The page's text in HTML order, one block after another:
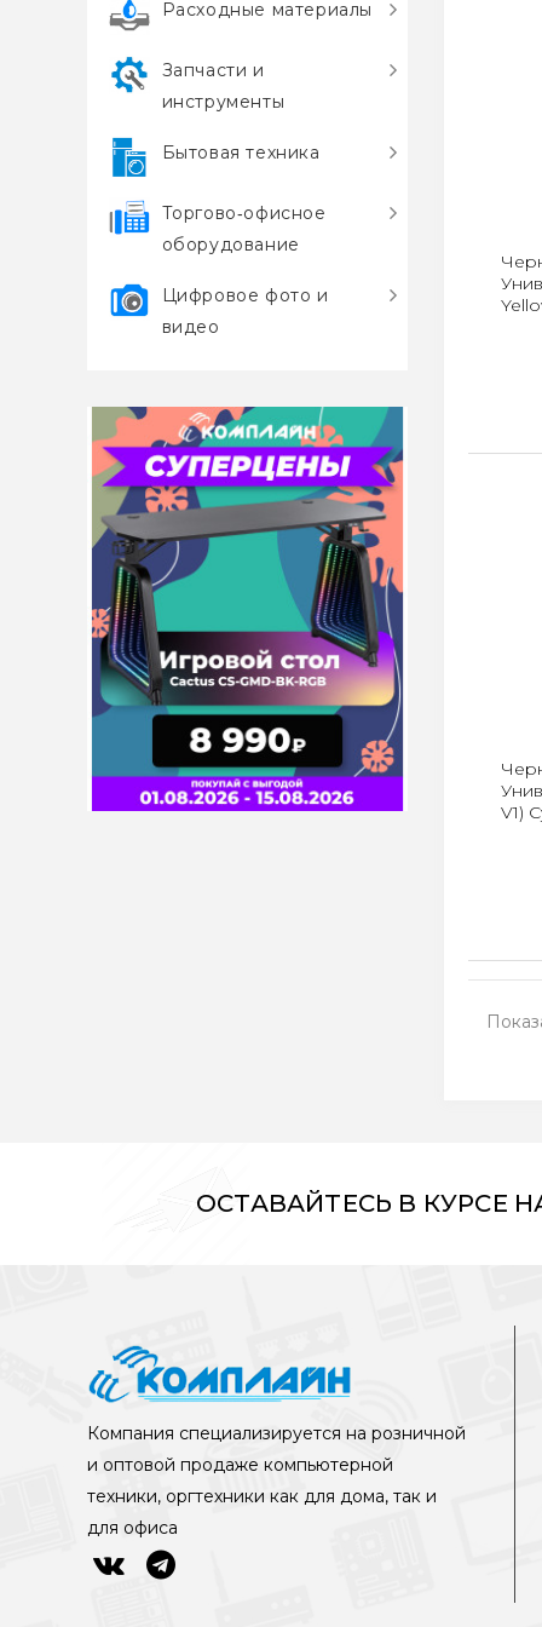
Расходные материалы
Запчасти и
инструменты
Бытовая техника
Торгово‑офисное
оборудование
Цифровое фото и
видео
V1)
ОСТАВАЙТЕСЬ В КУРСЕ
Компания специализируется на розничной
и оптовой продаже компьютерной
техники, оргтехники как для дома, так и
для офиса